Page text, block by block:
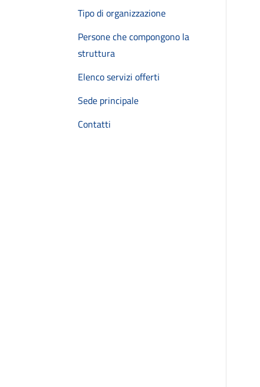
Tipo di organizzazione
Persone che compongono la
struttura
Elenco servizi offerti
Sede principale
Contatti